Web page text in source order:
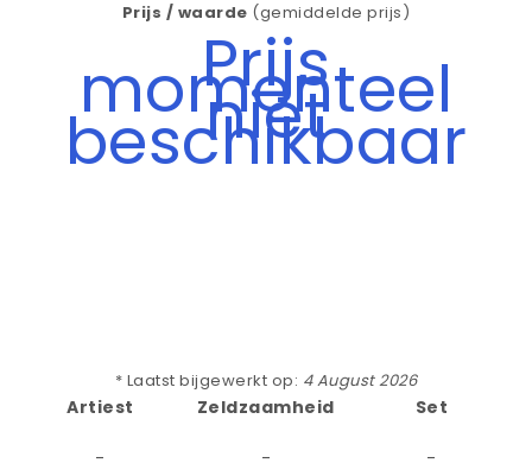
Prijs / waarde (gemiddelde prijs)
Prijs
momenteel
niet
beschikbaar
* Laatst bijgewerkt op: 4 August 2026
Artiest
-
Zeldzaamheid
-
Set
-